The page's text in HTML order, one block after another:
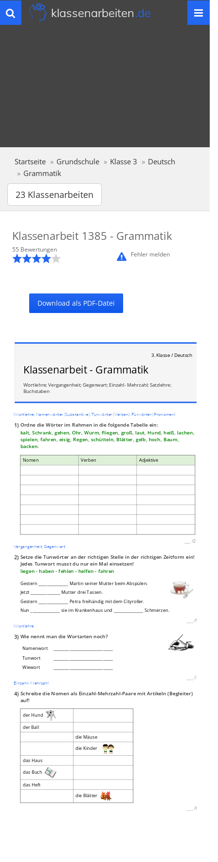
Toggle
navigation
klassenarbeiten.de
Startseite Grundschule Klasse 3
Deutsch
Grammatik
23 Klassenarbeiten
Klassenarbeit 1385 - Grammatik
Fehler melden
55 Bewertungen
Download als PDF-Datei
3. Klasse / Deutsch
Klassenarbeit - Grammatik
Wortlehre; Vergangenheit; Gegenwart; Einzahl- Mehrzahl; Satzlehre;
Buchstaben
Wortlehre, Namenwörter (Substantive), Tunwörter (Verben), Fürwörter (Pronomen)
1) Ordne die Wörter im Rahmen in die folgende Tabelle ein:
kalt, Schrank, gehen, Ohr, Wurm, fliegen, groß, laut, Hund, heiß, lachen,
spielen, fahren, eisig, Regen, schütteln, Blätter, gelb, hoch, Baum,
backen.
Nomen Verben Adjektive
/21P
Vergangenheit, Gegenwart
2) Setze die Tunwörter an der richtigen Stelle in der richtigen Zeitform ein!
Jedes Tunwort musst du nur ein Mal einsetzen!
liegen - haben - fehlen - helfen - fahren
Gestern _______________ Martin seiner Mutter beim Abspülen.
Jetzt _______________ Mutter drei Tassen.
Gestern _______________ Petra freihändig mit dem Cityroller.
Nun _______________ sie im Krankenhaus und _______________ Schmerzen.
/5P
Wortlehre
3) Wie nennt man die Wortarten noch?
Namenwort
Tunwort
Wiewort
/3P
Einzahl- Mehrzahl
4) Schreibe die Nomen als Einzahl-Mehrzahl-Paare mit Artikeln (Begleiter)
auf!
der Hund
der Ball
die Mäuse
die Kinder
das Haus
das Buch
das Heft
die Blätter
/8P